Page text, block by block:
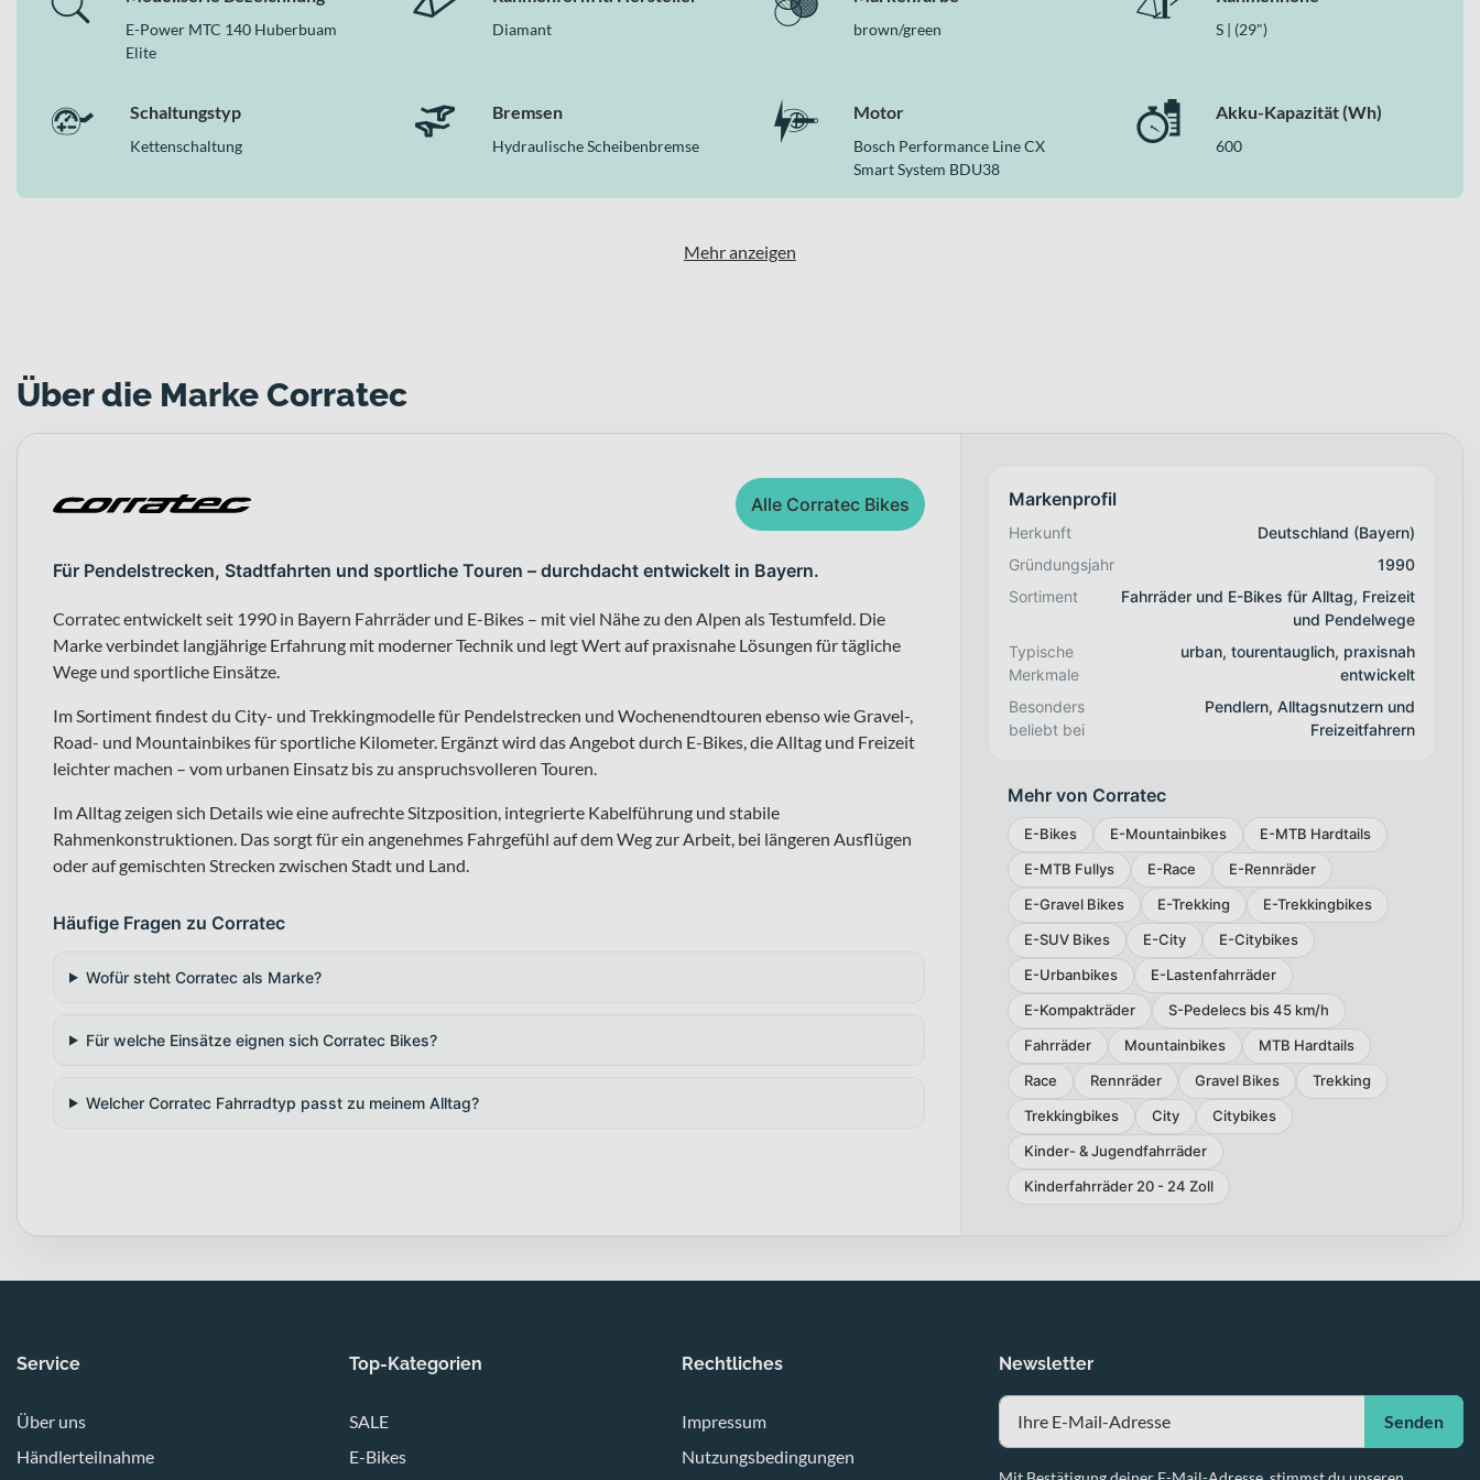
E-Power MTC 140 Huberbuam
Elite
Diamant brown/green S | (29")
Schaltungstyp
Kettenschaltung
Bremsen
Hydraulische Scheibenbremse
Motor
Bosch Performance Line CX
Smart System BDU38
Akku-Kapazität (Wh)
600
Mehr anzeigen
Über die Marke Corratec
Alle Corratec Bikes
Für Pendelstrecken, Stadtfahrten und sportliche Touren – durchdacht entwickelt in Bayern.
Corratec entwickelt seit 1990 in Bayern Fahrräder und E-Bikes – mit viel Nähe zu den Alpen als Testumfeld. Die
Marke verbindet langjährige Erfahrung mit moderner Technik und legt Wert auf praxisnahe Lösungen für tägliche
Wege und sportliche Einsätze.
Im Sortiment findest du City- und Trekkingmodelle für Pendelstrecken und Wochenendtouren ebenso wie Gravel-,
Road- und Mountainbikes für sportliche Kilometer. Ergänzt wird das Angebot durch E-Bikes, die Alltag und Freizeit
leichter machen – vom urbanen Einsatz bis zu anspruchsvolleren Touren.
Im Alltag zeigen sich Details wie eine aufrechte Sitzposition, integrierte Kabelführung und stabile
Rahmenkonstruktionen. Das sorgt für ein angenehmes Fahrgefühl auf dem Weg zur Arbeit, bei längeren Ausflügen
oder auf gemischten Strecken zwischen Stadt und Land.
Häufige Fragen zu Corratec
Wofür steht Corratec als Marke?
Für welche Einsätze eignen sich Corratec Bikes?
Welcher Corratec Fahrradtyp passt zu meinem Alltag?
Markenprofil
Herkunft
Deutschland (Bayern)
Gründungsjahr
1990
Sortiment
Fahrräder und E-Bikes für Alltag, Freizeit
und Pendelwege
Typische
Merkmale
urban, tourentauglich, praxisnah
entwickelt
Besonders
beliebt bei
Pendlern, Alltagsnutzern und
Freizeitfahrern
Mehr von Corratec
E-Bikes E-Mountainbikes
E-MTB Hardtails
E-MTB Fullys
E-Race
E-Rennräder
E-Gravel Bikes
E-Trekking
E-Trekkingbikes
E-SUV Bikes
E-City
E-Citybikes
E-Urbanbikes
E-Lastenfahrräder
E-Kompakträder
S-Pedelecs bis 45 km/h
Fahrräder
Mountainbikes
MTB Hardtails
Race
Rennräder Gravel Bikes
Trekking
Trekkingbikes
City
Citybikes
Kinder- & Jugendfahrräder
Kinderfahrräder 20 - 24 Zoll
Service
Über uns
Händlerteilnahme
Top-Kategorien
SALE
E-Bikes
Rechtliches
Impressum
Nutzungsbedingungen
Newsletter
Senden